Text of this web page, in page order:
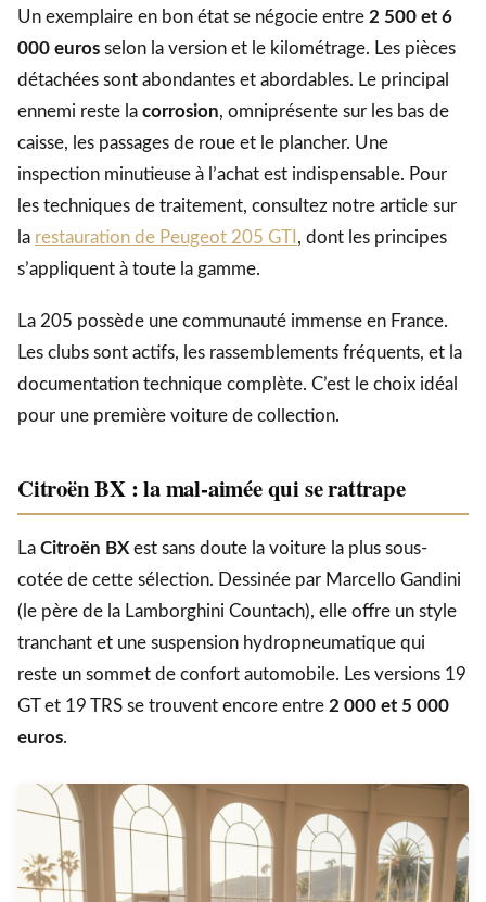
Un exemplaire en bon état se négocie entre 2 500 et 6
000 euros selon la version et le kilométrage. Les pièces
détachées sont abondantes et abordables. Le principal
ennemi reste la corrosion, omniprésente sur les bas de
caisse, les passages de roue et le plancher. Une
inspection minutieuse à l’achat est indispensable. Pour
les techniques de traitement, consultez notre article sur
la restauration de Peugeot 205 GTI , dont les principes
s’appliquent à toute la gamme.
La 205 possède une communauté immense en France.
Les clubs sont actifs, les rassemblements fréquents, et la
documentation technique complète. C’est le choix idéal
pour une première voiture de collection.
Citroën BX : la mal-aimée qui se rattrape
La Citroën BX est sans doute la voiture la plus sous-
cotée de cette sélection. Dessinée par Marcello Gandini
(le père de la Lamborghini Countach), elle offre un style
tranchant et une suspension hydropneumatique qui
reste un sommet de confort automobile. Les versions 19
GT et 19 TRS se trouvent encore entre 2 000 et 5 000
euros.